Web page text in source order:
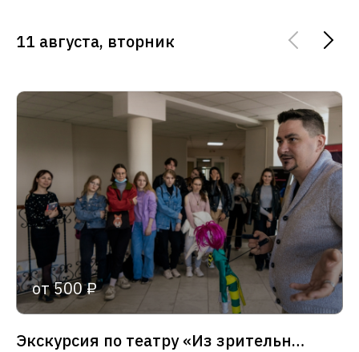
11 августа, вторник
от 500 ₽
Экскурсия по театру «Из зрительного зала – в сердце театра»